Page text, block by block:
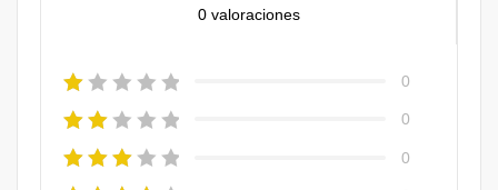
0 valoraciones
0
0
0